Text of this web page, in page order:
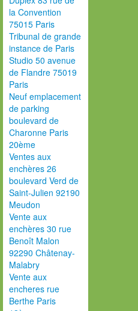
la Convention
75015 Paris
Tribunal de grande
instance de Paris
Studio 50 avenue
de Flandre 75019
Paris
Neuf emplacement
de parking
boulevard de
Charonne Paris
20ème
Ventes aux
enchères 26
boulevard Verd de
Saint-Julien 92190
Meudon
Vente aux
enchères 30 rue
Benoît Malon
92290 Châtenay-
Malabry
Vente aux
encheres rue
Berthe Paris